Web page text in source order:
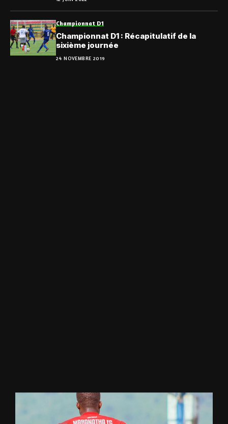
Championnat D1
Championnat D1 : Récapitulatif de la
sixième journée
24 NOVEMBRE 2019